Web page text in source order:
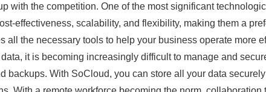
with the competition. One of the most significant
effectiveness, scalability, and flexibility, making them a
the necessary tools to help your business operate more
it is becoming increasingly difficult to manage and
With SoCloud, you can store all your data